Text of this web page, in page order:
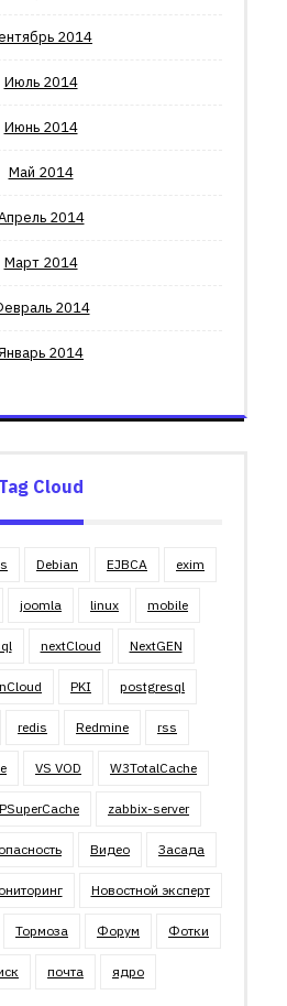
2014
Июль 2014
Июнь 2014
Май 2014
2014
Март 2014
2014
2014
Tag Cloud
Debian EJBCA exim
joomla linux mobile
nextCloud NextGEN
PKI postgresql
redis Redmine rss
VS VOD W3TotalCache
zabbix-server
Видео Засада
Новостной эксперт
Тормоза Форум Фотки
почта ядро